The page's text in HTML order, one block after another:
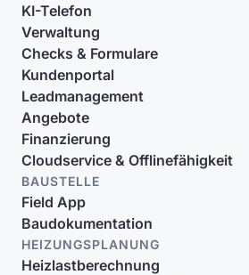
KI-Telefon
Verwaltung
Checks & Formulare
Kundenportal
Leadmanagement
Angebote
Finanzierung
Cloudservice & Offlinefähigkeit
BAUSTELLE
Field App
Baudokumentation
HEIZUNGSPLANUNG
Heizlastberechnung